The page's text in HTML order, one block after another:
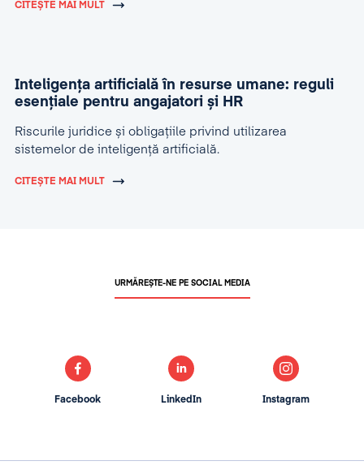
CITEȘTE MAI MULT
Inteligența artificială în resurse umane: reguli
esențiale pentru angajatori și HR
Riscurile juridice și obligațiile privind utilizarea
sistemelor de inteligență artificială.
CITEȘTE MAI MULT
URMĂREȘTE-NE PE SOCIAL MEDIA
Facebook LinkedIn Instagram